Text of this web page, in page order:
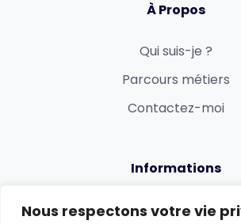
Nous respectons votre vie
À Propos
Qui suis-je ?
Parcours métiers
Contactez-moi
Informations
Politique de